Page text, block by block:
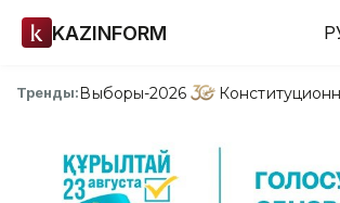
KAZINFORM
Тренды:Выборы-2026